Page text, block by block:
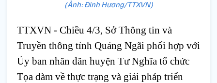
(Ảnh: Đinh Hương/TTXVN)
TTXVN - Chiều 4/3, Sở Thông tin và
Truyền thông tỉnh Quảng Ngãi phối hợp với
Ủy ban nhân dân huyện Tư Nghĩa tổ chức
Tọa đàm về thực trạng và giải pháp triển